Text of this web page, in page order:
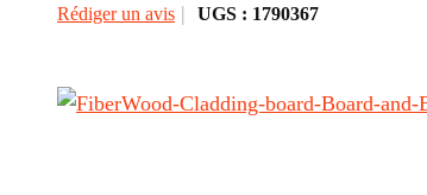
Rédiger un avis UGS : 1790367